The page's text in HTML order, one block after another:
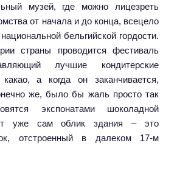
музей, где можно лицезреть
от начала и до конца, всецело
бельгийской гордости.
страны проводится фестиваль
лучшие кондитерские
а когда он заканчивается,
же, было бы жаль просто так
экспонатами шоколадной
уже сам облик здания – это
отстроенный в далеком 17-м